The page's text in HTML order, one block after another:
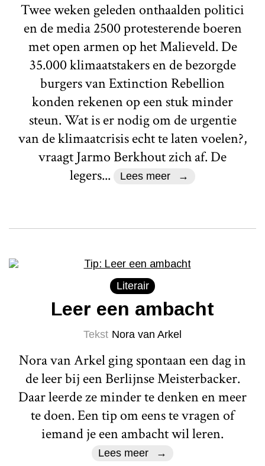
Twee weken geleden onthaalden politici
en de media 2500 protesterende boeren
met open armen op het Malieveld. De
35.000 klimaatstakers en de bezorgde
burgers van Extinction Rebellion
konden rekenen op een stuk minder
steun. Wat is er nodig om de urgentie
van de klimaatcrisis echt te laten voelen?,
vraagt Jarmo Berkhout zich af. De
legers...
Lees meer
Literair
Leer een ambacht
Tekst Nora van Arkel
Nora van Arkel ging spontaan een dag in
de leer bij een Berlijnse Meisterbacker.
Daar leerde ze minder te denken en meer
te doen. Een tip om eens te vragen of
iemand je een ambacht wil leren.
Lees meer